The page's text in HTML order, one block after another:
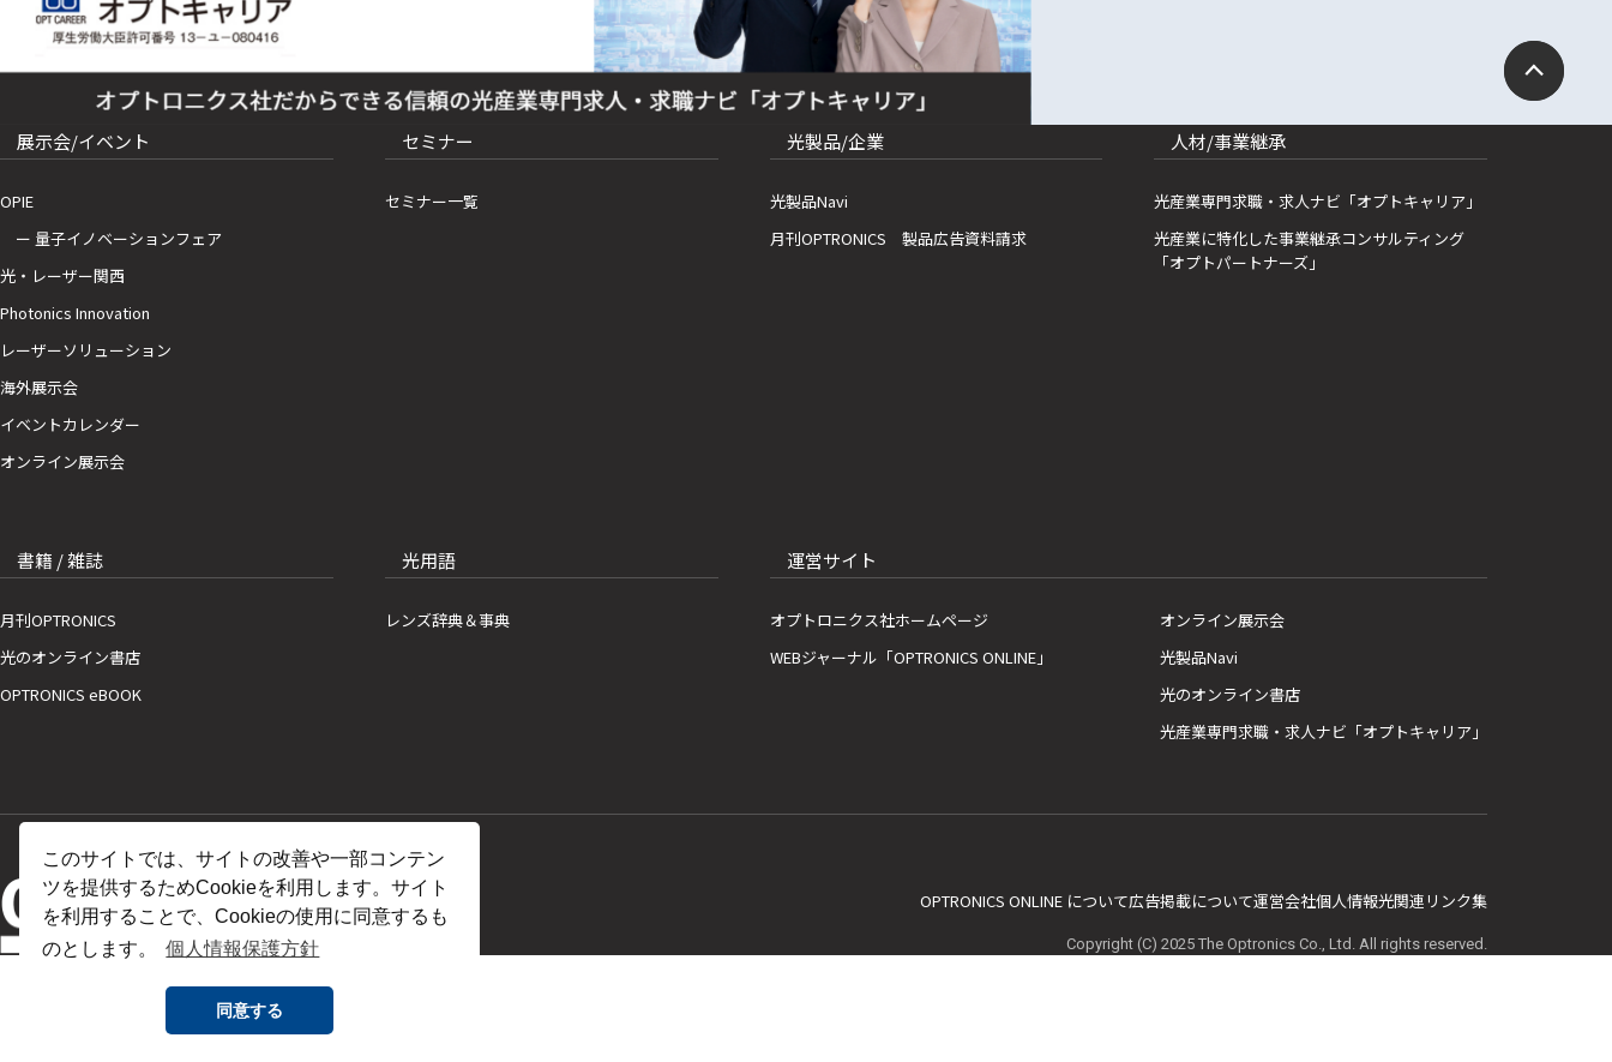
このサイトでは、サイトの改善や一部コンテン
ツを提供するためCookieを利用します。サイト
を利用することで、Cookieの使用に同意するも
のとします。
個人情報保護方針
同意する
展示会/イベント
OPIE
ー 量子イノベーションフェア
光・レーザー関西
Photonics Innovation
レーザーソリューション
海外展示会
イベントカレンダー
オンライン展示会
セミナー
セミナー一覧
光製品/企業
光製品Navi
月刊OPTRONICS 製品広告資料請求
人材/事業継承
光産業専門求職・求人ナビ「オプトキャリア」
光産業に特化した事業継承コンサルティング
「オプトパートナーズ」
書籍 / 雑誌
月刊OPTRONICS
光のオンライン書店
OPTRONICS eBOOK
光用語
レンズ辞典＆事典
運営サイト
オプトロニクス社ホームページ
WEBジャーナル「OPTRONICS ONLINE」
オンライン展示会
光製品Navi
光のオンライン書店
光産業専門求職・求人ナビ「オプトキャリア」
OPTRONICS ONLINE について広告掲載について運営会社個人情報光関連リンク集
Copyright (C) 2025 The Optronics Co., Ltd. All rights reserved.